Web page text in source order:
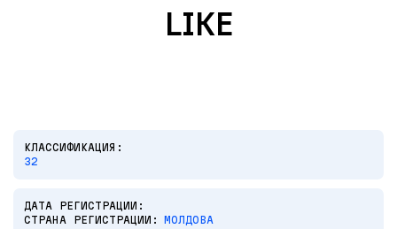
КЛАССИФИКАЦИЯ:
32
ДАТА РЕГИСТРАЦИИ:
СТРАНА РЕГИСТРАЦИИ:
МОЛДОВА
LIKE